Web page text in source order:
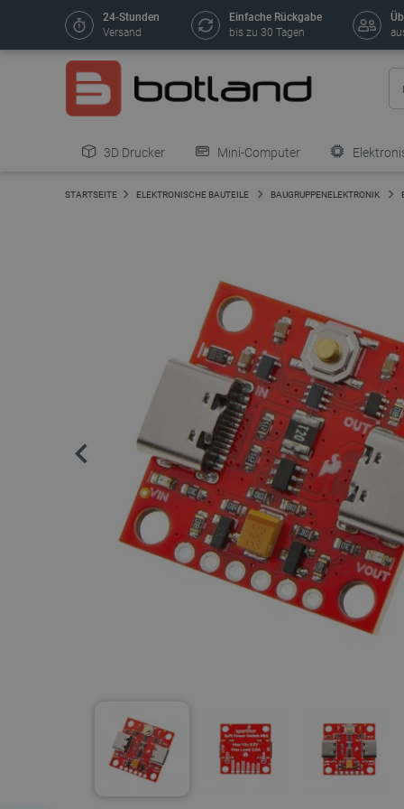
24-Stunden
Versand
Einfache Rückgabe
bis zu 30 Tagen
3D Drucker Mini-Computer
STARTSEITE ELEKTRONISCHE BAUTEILE BAUGRUPPENELEKTRONIK